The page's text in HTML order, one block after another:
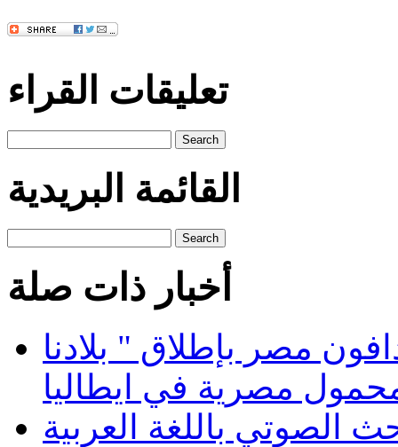
تعليقات القراء
Search
القائمة البريدية
Search
أخبار ذات صلة
مصر بإطلاق " بلادنا
مصرية في ايطاليا
باللغة العربية